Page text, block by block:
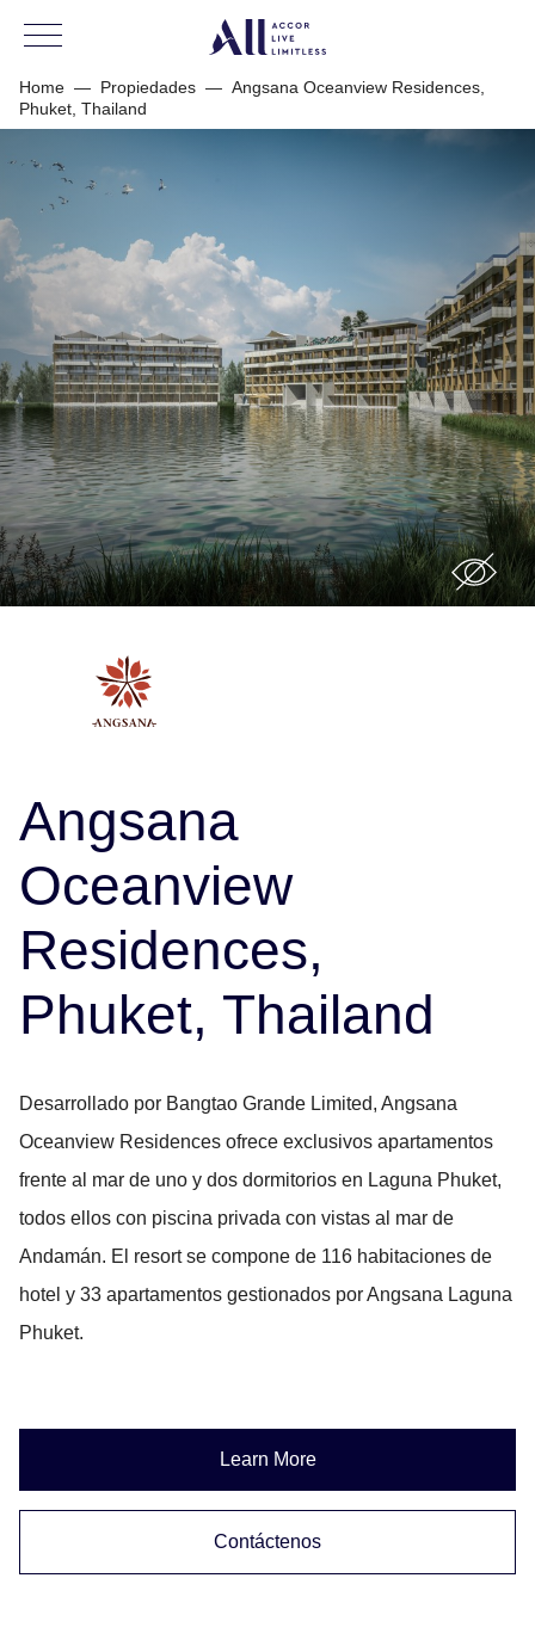
Home — Propiedades — Angsana Oceanview Residences,
Phuket, Thailand
Angsana
Oceanview
Residences,
Phuket, Thailand
Desarrollado por Bangtao Grande Limited, Angsana
Oceanview Residences ofrece exclusivos apartamentos
frente al mar de uno y dos dormitorios en Laguna Phuket,
todos ellos con piscina privada con vistas al mar de
Andamán. El resort se compone de 116 habitaciones de
hotel y 33 apartamentos gestionados por Angsana Laguna
Phuket.
Learn More
Contáctenos